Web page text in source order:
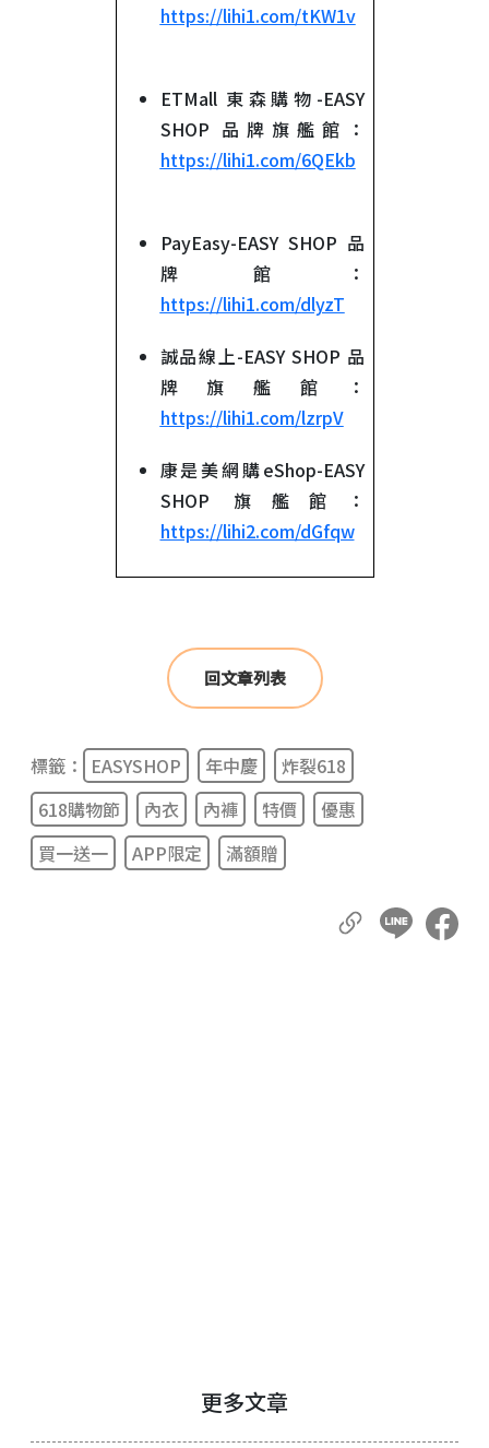
https://lihi1.com/tKW1v
ETMall 東森購物-EASY
SHOP 品牌旗艦館：
https://lihi1.com/6QEkb
PayEasy-EASY SHOP 品
牌館：
https://lihi1.com/dlyzT
誠品線上-EASY SHOP 品
牌旗艦館：
https://lihi1.com/lzrpV
康是美網購eShop-EASY
SHOP 旗艦館：
https://lihi2.com/dGfqw
回文章列表
標籤： EASYSHOP 年中慶
炸裂618
618購物節
內衣 內褲 特價
優惠
買一送一
APP限定 滿額贈
更多文章